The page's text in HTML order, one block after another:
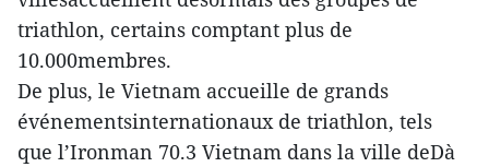
triathlon, certains comptant plus de
10.000membres.
De plus, le Vietnam accueille de grands
événementsinternationaux de triathlon, tels
que l’Ironman 70.3 Vietnam dans la ville deDà